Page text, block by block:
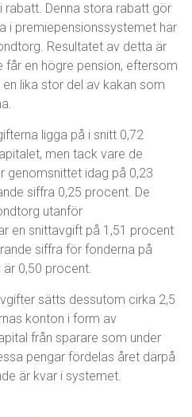
rabatt. Denna stora rabatt gör
i premiepensionssystemet har
Resultatet av detta är
en högre pension, eftersom
lika stor del av kakan som
ligga på i snitt 0,72
men tack vare de
genomsnittet idag på 0,23
siffra 0,25 procent. De
utanför
en snittavgift på 1,51 procent
siffra för fonderna på
0,50 procent.
sätts dessutom cirka 2,5
konton i form av
från sparare som under
pengar fördelas året därpå
är kvar i systemet.